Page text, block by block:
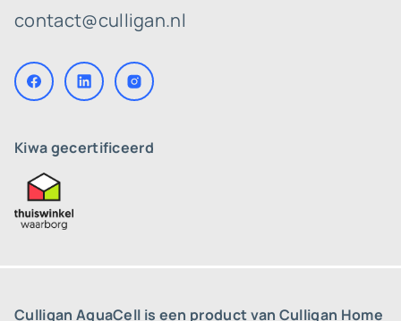
contact@culligan.nl
Kiwa gecertificeerd
Culligan AquaCell is een product van Culligan Home